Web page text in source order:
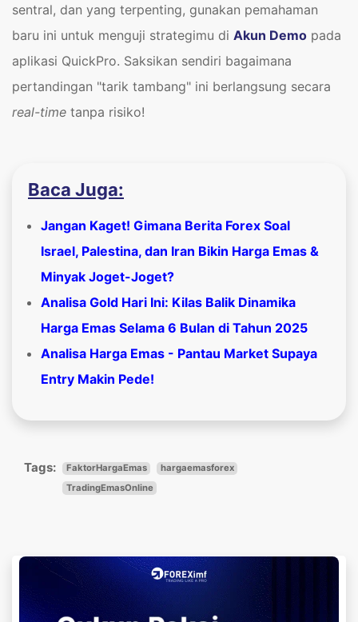
sentral, dan yang terpenting, gunakan pemahaman
baru ini untuk menguji strategimu di Akun Demo pada
aplikasi QuickPro. Saksikan sendiri bagaimana
pertandingan "tarik tambang" ini berlangsung secara
real-time tanpa risiko!
Baca Juga:
Jangan Kaget! Gimana Berita Forex Soal
Israel, Palestina, dan Iran Bikin Harga Emas &
Minyak Joget-Joget?
Analisa Gold Hari Ini: Kilas Balik Dinamika
Harga Emas Selama 6 Bulan di Tahun 2025
Analisa Harga Emas - Pantau Market Supaya
Entry Makin Pede!
Tags: FaktorHargaEmas
hargaemasforex
TradingEmasOnline